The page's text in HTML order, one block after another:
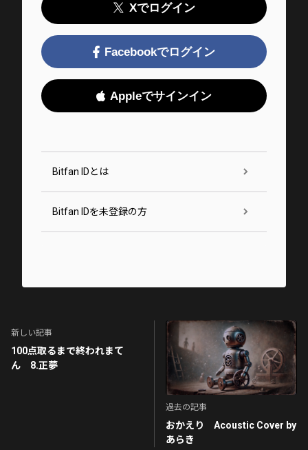
Xでログイン
Facebookでログイン
Appleでサインイン
Bitfan IDとは
Bitfan IDを未登録の方
新しい記事
100点取るまで終われまて
ん 8.正夢
過去の記事
おかえり Acoustic Cover by
あらき